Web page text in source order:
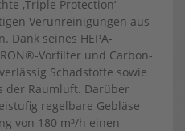
‚Triple Protection‘-
Verunreinigungen aus
Dank seines HEPA-
Vorfilter und Carbon-
Schadstoffe sowie
der Raumluft. Darüber
regelbare Gebläse
von 180 m³/h einen